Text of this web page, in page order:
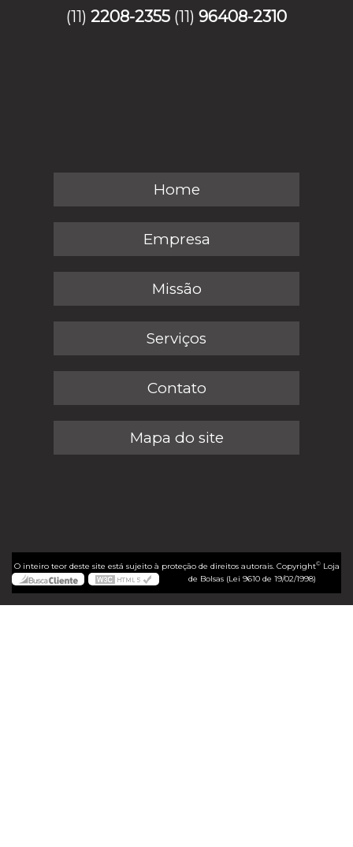
(11) 2208-2355 (11) 96408-2310
Home
Empresa
Missão
Serviços
Contato
Mapa do site
O inteiro teor deste site está sujeito à proteção de direitos autorais. Copyright©Loja
de Bolsas (Lei 9610 de 19/02/1998)